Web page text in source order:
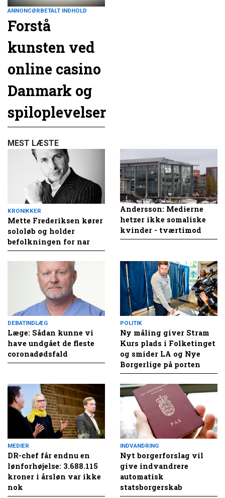
ANNONCØRBETALT INDHOLD
Forstå
kunsten ved
online casino
Danmark og
spiloplevelser
MEST LÆSTE
KRONIKKER
Mette Frederiksen kører
sololøb og holder
befolkningen for nar
Andersson: Medierne
hetzer ikke somaliske
kvinder - tværtimod
DEBATINDLÆG
Læge: Sådan kunne vi
have undgået de fleste
coronadødsfald
POLITIK
Ny måling giver Stram
Kurs plads i Folketinget
og smider LA og Nye
Borgerlige på porten
MEDIER
DR-chef får endnu en
lønforhøjelse: 3.688.115
kroner i årsløn var ikke
nok
INDVANDRING
Nyt borgerforslag vil
give indvandrere
automatisk
statsborgerskab